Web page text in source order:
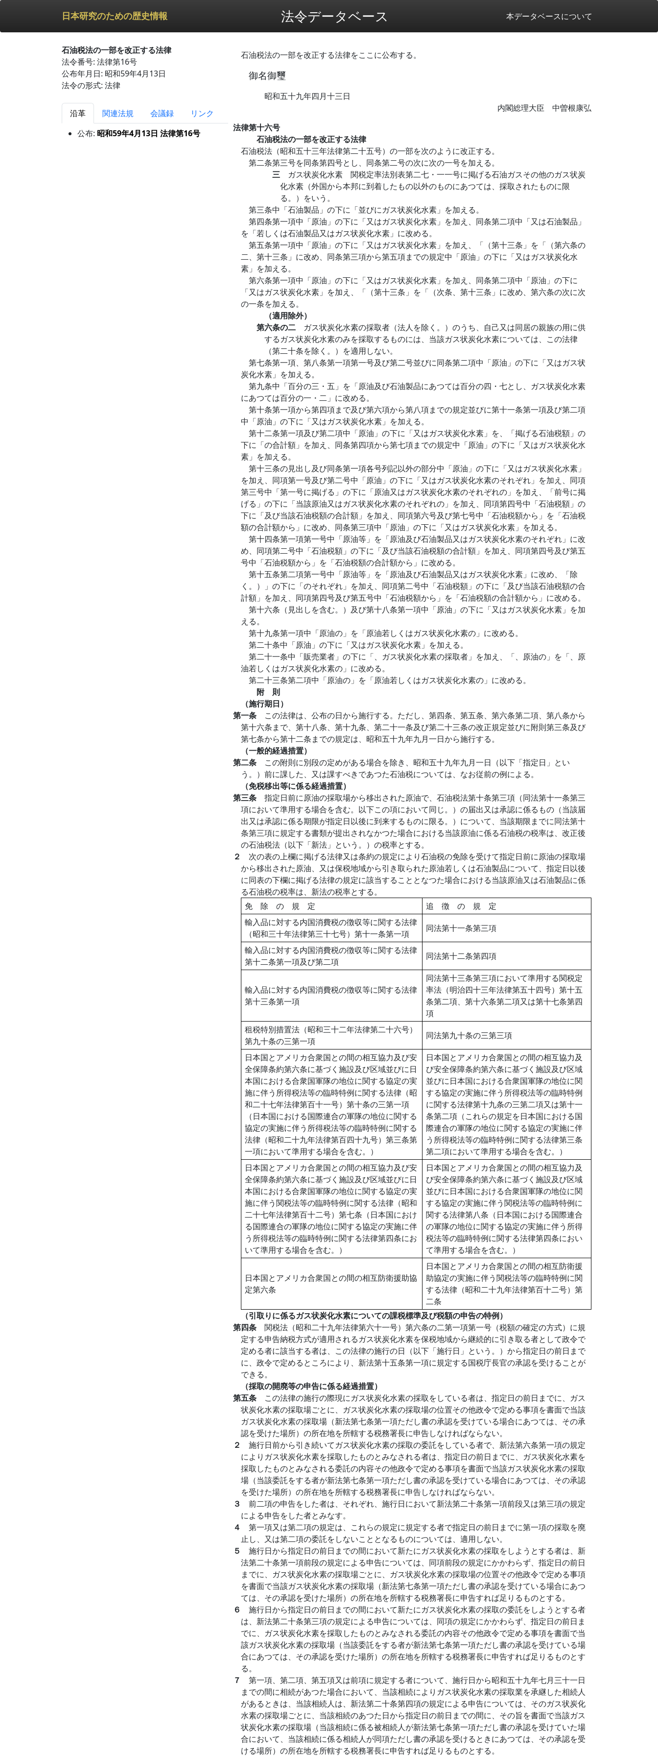
日本研究のための歴史情報 法令データベース 本データベースについて
石油税法の一部を改正する法律
法令番号: 法律第16号
公布年月日: 昭和59年4月13日
法令の形式: 法律
沿革 関連法規 会議録
リンク
公布: 昭和59年4月13日 法律第16号
石油税法の一部を改正する法律をここに公布する。
御名御璽
昭和五十九年四月十三日
内閣総理大臣 中曽根康弘
法律第十六号
石油税法の一部を改正する法律
石油税法（昭和五十三年法律第二十五号）の一部を次のように改正する。
第二条第三号を同条第四号とし、同条第二号の次に次の一号を加える。
三 ガス状炭化水素 関税定率法別表第二七・一一号に掲げる石油ガスその他のガス状炭
化水素（外国から本邦に到着したもの以外のものにあつては、採取されたものに限
る。）をいう。
第三条中「石油製品」の下に「並びにガス状炭化水素」を加える。
第四条第一項中「原油」の下に「又はガス状炭化水素」を加え、同条第二項中「又は石油製品」
を「若しくは石油製品又はガス状炭化水素」に改める。
第五条第一項中「原油」の下に「又はガス状炭化水素」を加え、「（第十三条」を「（第六条の
二、第十三条」に改め、同条第三項から第五項までの規定中「原油」の下に「又はガス状炭化水
素」を加える。
第六条第一項中「原油」の下に「又はガス状炭化水素」を加え、同条第二項中「原油」の下に
「又はガス状炭化水素」を加え、「（第十三条」を「（次条、第十三条」に改め、第六条の次に次
の一条を加える。
（適用除外）
第六条の二 ガス状炭化水素の採取者（法人を除く。）のうち、自己又は同居の親族の用に供
するガス状炭化水素のみを採取するものには、当該ガス状炭化水素については、この法律
（第二十条を除く。）を適用しない。
第七条第一項、第八条第一項第一号及び第二号並びに同条第二項中「原油」の下に「又はガス状
炭化水素」を加える。
第九条中「百分の三・五」を「原油及び石油製品にあつては百分の四・七とし、ガス状炭化水素
にあつては百分の一・二」に改める。
第十条第一項から第四項まで及び第六項から第八項までの規定並びに第十一条第一項及び第二項
中「原油」の下に「又はガス状炭化水素」を加える。
第十二条第一項及び第二項中「原油」の下に「又はガス状炭化水素」を、「掲げる石油税額」の
下に「の合計額」を加え、同条第四項から第七項までの規定中「原油」の下に「又はガス状炭化水
素」を加える。
第十三条の見出し及び同条第一項各号列記以外の部分中「原油」の下に「又はガス状炭化水素」
を加え、同項第一号及び第二号中「原油」の下に「又はガス状炭化水素のそれぞれ」を加え、同項
第三号中「第一号に掲げる」の下に「原油又はガス状炭化水素のそれぞれの」を加え、「前号に掲
げる」の下に「当該原油又はガス状炭化水素のそれぞれの」を加え、同項第四号中「石油税額」の
下に「及び当該石油税額の合計額」を加え、同項第六号及び第七号中「石油税額から」を「石油税
額の合計額から」に改め、同条第三項中「原油」の下に「又はガス状炭化水素」を加える。
第十四条第一項第一号中「原油等」を「原油及び石油製品又はガス状炭化水素のそれぞれ」に改
め、同項第二号中「石油税額」の下に「及び当該石油税額の合計額」を加え、同項第四号及び第五
号中「石油税額から」を「石油税額の合計額から」に改める。
第十五条第二項第一号中「原油等」を「原油及び石油製品又はガス状炭化水素」に改め、「除
く。）」の下に「のそれぞれ」を加え、同項第二号中「石油税額」の下に「及び当該石油税額の合
計額」を加え、同項第四号及び第五号中「石油税額から」を「石油税額の合計額から」に改める。
第十六条（見出しを含む。）及び第十八条第一項中「原油」の下に「又はガス状炭化水素」を加
える。
第十九条第一項中「原油の」を「原油若しくはガス状炭化水素の」に改める。
第二十条中「原油」の下に「又はガス状炭化水素」を加える。
第二十一条中「販売業者」の下に「、ガス状炭化水素の採取者」を加え、「、原油の」を「、原
油若しくはガス状炭化水素の」に改める。
第二十三条第二項中「原油の」を「原油若しくはガス状炭化水素の」に改める。
附 則
（施行期日）
第一条 この法律は、公布の日から施行する。ただし、第四条、第五条、第六条第二項、第八条から
第十六条まで、第十八条、第十九条、第二十一条及び第二十三条の改正規定並びに附則第三条及び
第七条から第十二条までの規定は、昭和五十九年九月一日から施行する。
（一般的経過措置）
第二条 この附則に別段の定めがある場合を除き、昭和五十九年九月一日（以下「指定日」とい
う。）前に課した、又は課すべきであつた石油税については、なお従前の例による。
（免税移出等に係る経過措置）
第三条 指定日前に原油の採取場から移出された原油で、石油税法第十条第三項（同法第十一条第三
項において準用する場合を含む。以下この項において同じ。）の届出又は承認に係るもの（当該届
出又は承認に係る期限が指定日以後に到来するものに限る。）について、当該期限までに同法第十
条第三項に規定する書類が提出されなかつた場合における当該原油に係る石油税の税率は、改正後
の石油税法（以下「新法」という。）の税率とする。
２ 次の表の上欄に掲げる法律又は条約の規定により石油税の免除を受けて指定日前に原油の採取場
から移出された原油、又は保税地域から引き取られた原油若しくは石油製品について、指定日以後
に同表の下欄に掲げる法律の規定に該当することとなつた場合における当該原油又は石油製品に係
る石油税の税率は、新法の税率とする。
免 除 の 規 定
追 徴 の 規 定
輸入品に対する内国消費税の徴収等に関する法律
（昭和三十年法律第三十七号）第十一条第一項
同法第十一条第三項
輸入品に対する内国消費税の徴収等に関する法律
第十二条第一項及び第二項
同法第十二条第四項
輸入品に対する内国消費税の徴収等に関する法律
第十三条第一項
同法第十三条第三項において準用する関税定
率法（明治四十三年法律第五十四号）第十五
条第二項、第十六条第二項又は第十七条第四
項
租税特別措置法（昭和三十二年法律第二十六号）
第九十条の三第一項
同法第九十条の三第三項
日本国とアメリカ合衆国との間の相互協力及び安
全保障条約第六条に基づく施設及び区域並びに日
本国における合衆国軍隊の地位に関する協定の実
施に伴う所得税法等の臨時特例に関する法律（昭
和二十七年法律第百十一号）第十条の三第一項
（日本国における国際連合の軍隊の地位に関する
協定の実施に伴う所得税法等の臨時特例に関する
法律（昭和二十九年法律第百四十九号）第三条第
一項において準用する場合を含む。）
日本国とアメリカ合衆国との間の相互協力及
び安全保障条約第六条に基づく施設及び区域
並びに日本国における合衆国軍隊の地位に関
する協定の実施に伴う所得税法等の臨時特例
に関する法律第十九条の三第二項又は第十一
条第二項（これらの規定を日本国における国
際連合の軍隊の地位に関する協定の実施に伴
う所得税法等の臨時特例に関する法律第三条
第二項において準用する場合を含む。）
日本国とアメリカ合衆国との間の相互協力及び安
全保障条約第六条に基づく施設及び区域並びに日
本国における合衆国軍隊の地位に関する協定の実
施に伴う関税法等の臨時特例に関する法律（昭和
二十七年法律第百十二号）第七条（日本国におけ
る国際連合の軍隊の地位に関する協定の実施に伴
う所得税法等の臨時特例に関する法律第四条にお
いて準用する場合を含む。）
日本国とアメリカ合衆国との間の相互協力及
び安全保障条約第六条に基づく施設及び区域
並びに日本国における合衆国軍隊の地位に関
する協定の実施に伴う関税法等の臨時特例に
関する法律第八条（日本国における国際連合
の軍隊の地位に関する協定の実施に伴う所得
税法等の臨時特例に関する法律第四条におい
て準用する場合を含む。）
日本国とアメリカ合衆国との間の相互防衛援助協
定第六条
日本国とアメリカ合衆国との間の相互防衛援
助協定の実施に伴う関税法等の臨時特例に関
する法律（昭和二十九年法律第百十二号）第
二条
（引取りに係るガス状炭化水素についての課税標準及び税額の申告の特例）
第四条 関税法（昭和二十九年法律第六十一号）第六条の二第一項第一号（税額の確定の方式）に規
定する申告納税方式が適用されるガス状炭化水素を保税地域から継続的に引き取る者として政令で
定める者に該当する者は、この法律の施行の日（以下「施行日」という。）から指定日の前日まで
に、政令で定めるところにより、新法第十五条第一項に規定する国税庁長官の承認を受けることが
できる。
（採取の開廃等の申告に係る経過措置）
第五条 この法律の施行の際現にガス状炭化水素の採取をしている者は、指定日の前日までに、ガス
状炭化水素の採取場ごとに、ガス状炭化水素の採取場の位置その他政令で定める事項を書面で当該
ガス状炭化水素の採取場（新法第七条第一項ただし書の承認を受けている場合にあつては、その承
認を受けた場所）の所在地を所轄する税務署長に申告しなければならない。
２ 施行日前から引き続いてガス状炭化水素の採取の委託をしている者で、新法第六条第一項の規定
によりガス状炭化水素を採取したものとみなされる者は、指定日の前日までに、ガス状炭化水素を
採取したものとみなされる委託の内容その他政令で定める事項を書面で当該ガス状炭化水素の採取
場（当該委託をする者が新法第七条第一項ただし書の承認を受けている場合にあつては、その承認
を受けた場所）の所在地を所轄する税務署長に申告しなければならない。
３ 前二項の申告をした者は、それぞれ、施行日において新法第二十条第一項前段又は第三項の規定
による申告をした者とみなす。
４ 第一項又は第二項の規定は、これらの規定に規定する者で指定日の前日までに第一項の採取を廃
止し、又は第二項の委託をしないこととなるものについては、適用しない。
５ 施行日から指定日の前日までの間において新たにガス状炭化水素の採取をしようとする者は、新
法第二十条第一項前段の規定による申告については、同項前段の規定にかかわらず、指定日の前日
までに、ガス状炭化水素の採取場ごとに、ガス状炭化水素の採取場の位置その他政令で定める事項
を書面で当該ガス状炭化水素の採取場（新法第七条第一項ただし書の承認を受けている場合にあつ
ては、その承認を受けた場所）の所在地を所轄する税務署長に申告すれば足りるものとする。
６ 施行日から指定日の前日までの間において新たにガス状炭化水素の採取の委託をしようとする者
は、新法第二十条第三項の規定による申告については、同項の規定にかかわらず、指定日の前日ま
でに、ガス状炭化水素を採取したものとみなされる委託の内容その他政令で定める事項を書面で当
該ガス状炭化水素の採取場（当該委託をする者が新法第七条第一項ただし書の承認を受けている場
合にあつては、その承認を受けた場所）の所在地を所轄する税務署長に申告すれば足りるものとす
る。
７ 第一項、第二項、第五項又は前項に規定する者について、施行日から昭和五十九年七月三十一日
までの間に相続があつた場合において、当該相続によりガス状炭化水素の採取業を承継した相続人
があるときは、当該相続人は、新法第二十条第四項の規定による申告については、そのガス状炭化
水素の採取場ごとに、当該相続のあつた日から指定日の前日までの間に、その旨を書面で当該ガス
状炭化水素の採取場（当該相続に係る被相続人が新法第七条第一項ただし書の承認を受けていた場
合において、当該相続に係る相続人が同項ただし書の承認を受けるときにあつては、その承認を受
ける場所）の所在地を所轄する税務署長に申告すれば足りるものとする。